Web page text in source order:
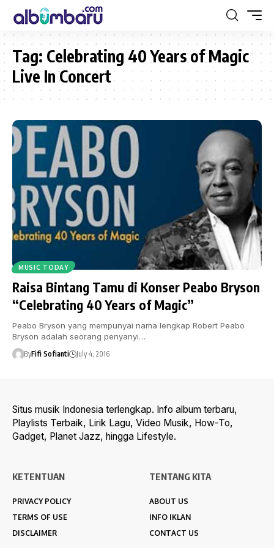
Tag: Celebrating 40 Years of Magic
Live In Concert
MUSIC TODAY
Raisa Bintang Tamu di Konser Peabo Bryson
“Celebrating 40 Years of Magic”
Peabo Bryson yang mempunyai nama lengkap Robert Peabo
Bryson adalah seorang penyanyi…
ByFifi Sofianti July 4, 2016
Situs musik Indonesia terlengkap. Info album terbaru,
Playlists Terbaik, Lirik Lagu, Video Musik, How-To,
Gadget, Planet Jazz, hingga Lifestyle.
KETENTUAN
PRIVACY POLICY
TERMS OF USE
DISCLAIMER
TENTANG KITA
ABOUT US
INFO IKLAN
CONTACT US